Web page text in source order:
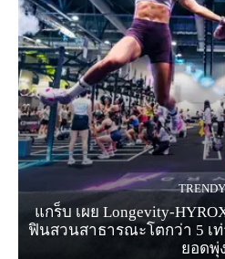
TRENDY
แกร็บ เผย Longevity-
ฟินสวนสาธารณะโตกว่า 5 เ
ยอดพุ่